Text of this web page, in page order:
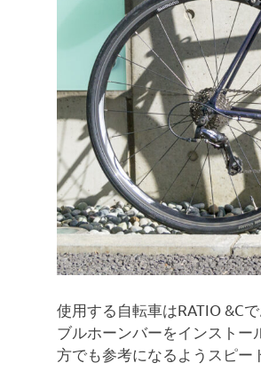
使用する自転車はRATIO &C
ブルホーンバーをインスト
方でも参考になるようスピー